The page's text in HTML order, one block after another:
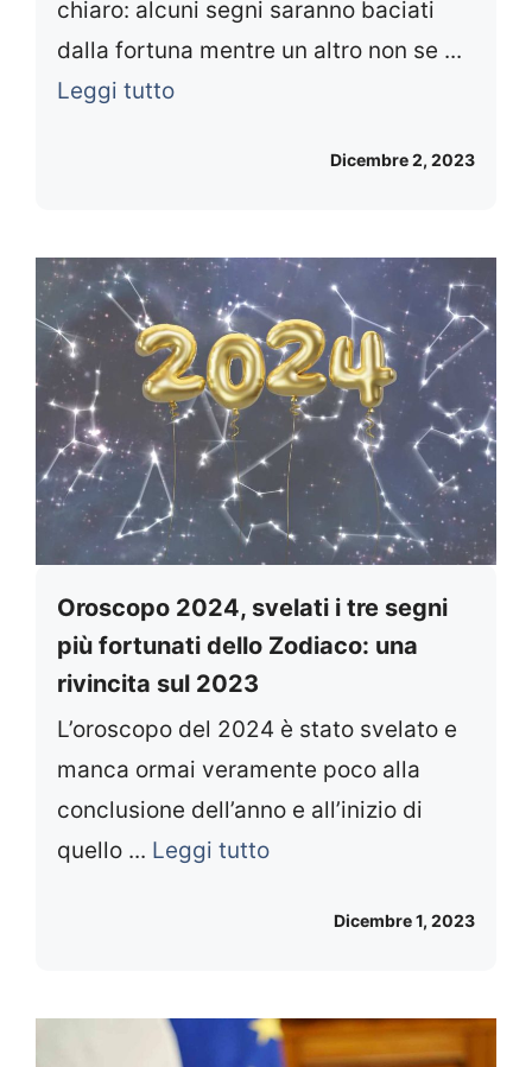
chiaro: alcuni segni saranno baciati
dalla fortuna mentre un altro non se ...
Leggi tutto
Dicembre 2, 2023
Oroscopo 2024, svelati i tre segni
più fortunati dello Zodiaco: una
rivincita sul 2023
L’oroscopo del 2024 è stato svelato e
manca ormai veramente poco alla
conclusione dell’anno e all’inizio di
quello ... Leggi tutto
Dicembre 1, 2023